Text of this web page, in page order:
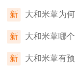
新 大和米蕈为
新 大和米蕈哪
新 大和米蕈有